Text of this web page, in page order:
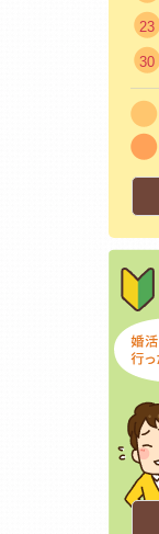
23
30